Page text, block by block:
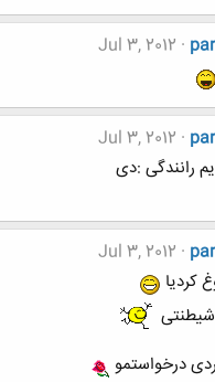
Jul 3, 2012
Jul 3, 2012
رانندگی :دی
Jul 3, 2012
کردیا
درخواستمو